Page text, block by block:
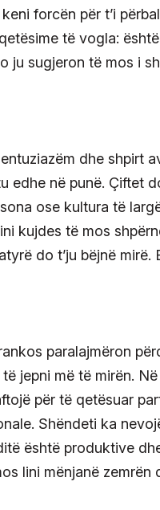
forcën për t’i
të vogla:
ju sugjeron të mos i
dhe shpirt
edhe në punë. Çiftet
ose kultura të
kujdes të mos
do t’ju bëjnë
paralajmëron
jepni më të mirën.
për të qetësuar
Shëndeti ka
është produktive
lini mënjanë zemrën